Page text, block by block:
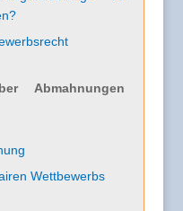
Abmahnungen
Wettbewerbs